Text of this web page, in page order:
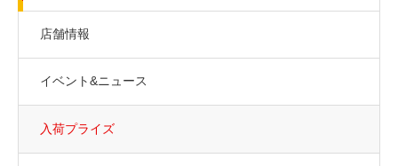
店舗情報
イベント&ニュース
入荷プライズ